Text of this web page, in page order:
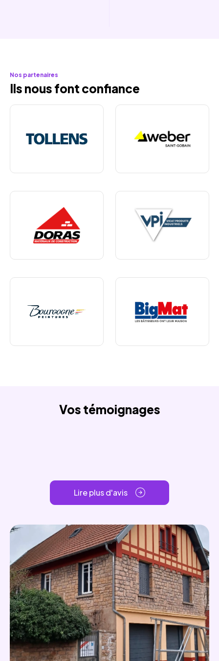
Nos partenaires
Ils nous font confiance
Vos témoignages
Lire plus d'avis